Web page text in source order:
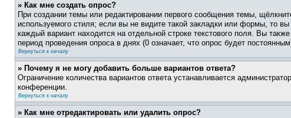
» Как мне создать опрос?
При создании темы или редактировании первого сообщения темы,
используемого стиля; если вы не видите такой закладки или формы, то
каждый вариант находится на отдельной строке текстового поля. Вы
период проведения опроса в днях (0 означает, что опрос будет
Вернуться к началу
» Почему я не могу добавить больше вариантов ответа?
Ограничение количества вариантов ответа устанавливается
конференции.
Вернуться к началу
» Как мне отредактировать или удалить опрос?